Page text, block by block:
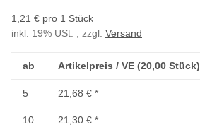
1,21 € pro 1 Stück
inkl. 19% USt. , zzgl. Versand
ab Artikelpreis / VE (20,00 Stück)
5 21,68 € *
10 21,30 € *